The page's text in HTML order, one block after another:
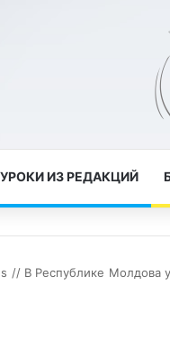
УРОКИ ИЗ РЕДАКЦИЙ
// В Республике Молдова